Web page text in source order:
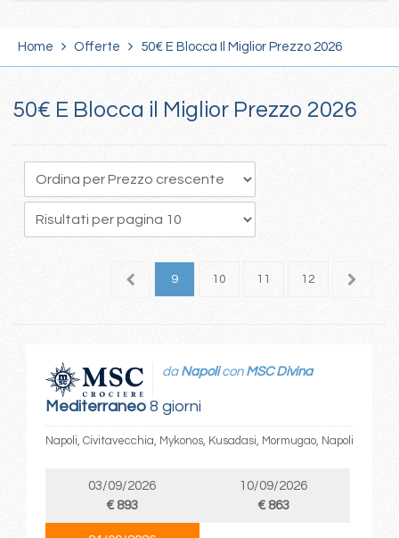
Home Offerte 50€ E Blocca Il Miglior Prezzo 2026
50€ E Blocca il Miglior Prezzo 2026
8 9 10 11 12 13
Mediterraneo8 giorni
da Napolicon MSC Divina
Napoli, Civitavecchia, Mykonos, Kusadasi, Mormugao, Napoli
03/09/2026
€ 893
10/09/2026
€ 863